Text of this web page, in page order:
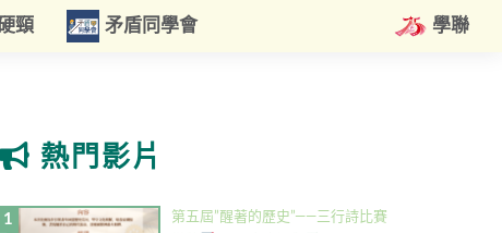
頸 矛盾同學會 學聯
熱門影片
第五屆”醒著的歷史”——三行詩比賽